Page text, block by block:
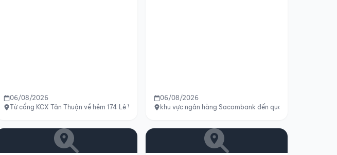
06/08/2026
Từ cổng KCX Tân Thuận về hẻm 174 Lê Văn Lương, phường Tân Hưng, Quận 7, Hồ Chí Minh
06/08/2026
khu vực ngân hàng Sacombank đến quán cà phê Vị Xưa